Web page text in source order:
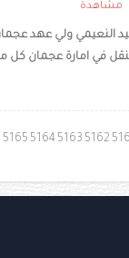
النعيمي ولي عهد
في امارة عجمان
5162
5163
5164
5165